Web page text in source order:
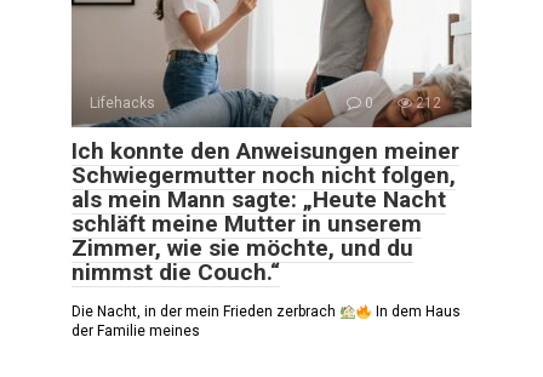
Lifehacks 0 212
Ich konnte den Anweisungen meiner
Schwiegermutter noch nicht folgen,
als mein Mann sagte: „Heute Nacht
schläft meine Mutter in unserem
Zimmer, wie sie möchte, und du
nimmst die Couch.“
Die Nacht, in der mein Frieden zerbrach
In dem Haus
der Familie meines